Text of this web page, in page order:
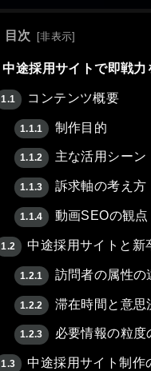
目次 [非表示
中途採用サイトで即戦
1.1 コンテンツ概要
1.1.1 制作目的
1.1.2 主な活用シーン
1.1.3 訴求軸の考え方
1.1.4 動画SEOの観点
1.2 中途採用サイトと新
1.2.1 訪問者の属性の
1.2.2 滞在時間と意思
1.2.3 必要情報の粒度
1.3 中途採用サイト制作